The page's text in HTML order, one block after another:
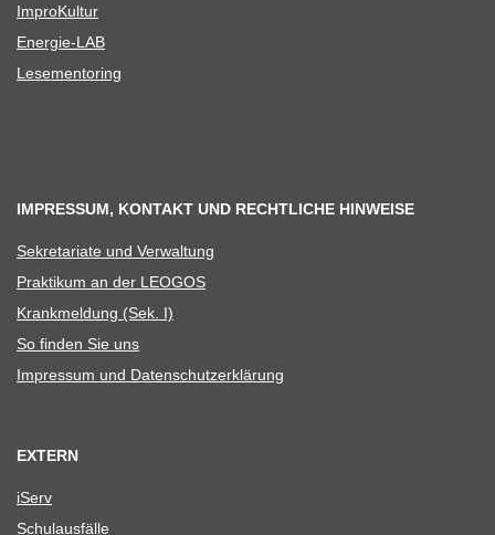
Impro­Kul­tur
Ener­­gie-LAB
Lese­men­to­ring
IMPRESSUM, KONTAKT UND RECHTLICHE HINWEISE
Sekre­ta­riate und Verwaltung
Prak­ti­kum an der LEOGOS
Krank­mel­dung (Sek. I)
So fin­den Sie uns
Impres­sum und Datenschutzerklärung
EXTERN
iServ
Schul­aus­fälle